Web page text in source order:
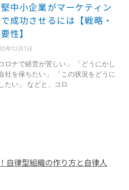
中小企業がマーケティン
成功させるには【戦略・
性】
年12月1日
コロナで経営が苦しい」 「どうにかし
社を保ちたい」 「この状況をどうに
たい」 などと、コロ
自律型組織の作り方と自律人